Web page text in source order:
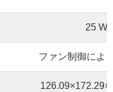
25 W
ファン制御によ